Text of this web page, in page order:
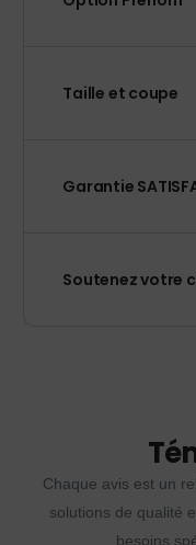
Taille et coupe
Garantie
Soutenez votre
Chaque avis est un
solutions de qualité
besoins